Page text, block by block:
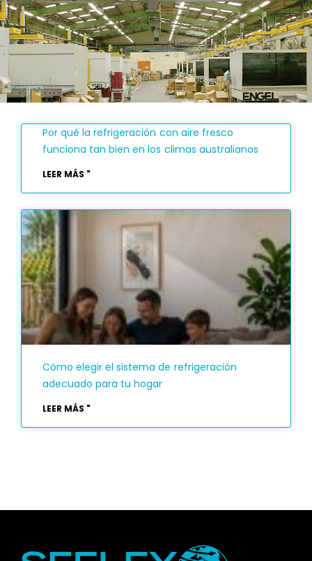
Por qué la refrigeración con aire fresco
funciona tan bien en los climas australianos
LEER MÁS "
Cómo elegir el sistema de refrigeración
adecuado para tu hogar
LEER MÁS "